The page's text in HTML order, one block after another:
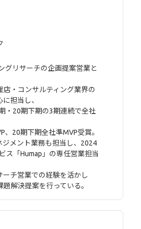
グリサーチの企画提案営業と
店・コンサルティング業界の
担当し、
・20期下期の3期連続で全社
、20期下期全社準MVP受賞。
ジメント業務も担当し、2024
ス「Humap」の専任営業担当
ーチ営業での経験を活かし
解決提案を行っている。